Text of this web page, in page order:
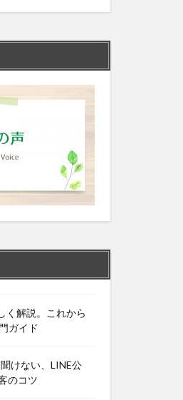
く解説。これから
ガイド
けない、LINE公
のコツ